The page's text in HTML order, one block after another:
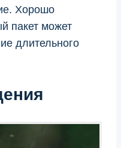
Хорошо
пакет может
длительного